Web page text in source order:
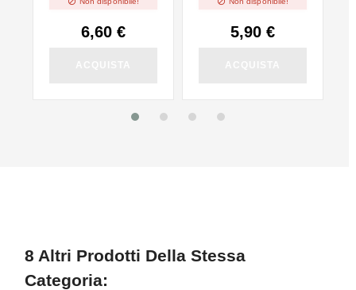
6,60 € 5,90 €
8 Altri Prodotti Della Stessa
Categoria: